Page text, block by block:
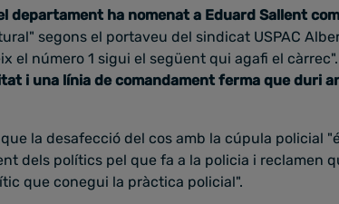
departament ha nomenat a Eduard Sallent
segons el portaveu del sindicat USPAC
el número 1 sigui el següent qui agafi el càrrec".
i una línia de comandament ferma que duri
la desafecció del cos amb la cúpula policial
dels polítics pel que fa a la policia i reclamen
que conegui la pràctica policial".